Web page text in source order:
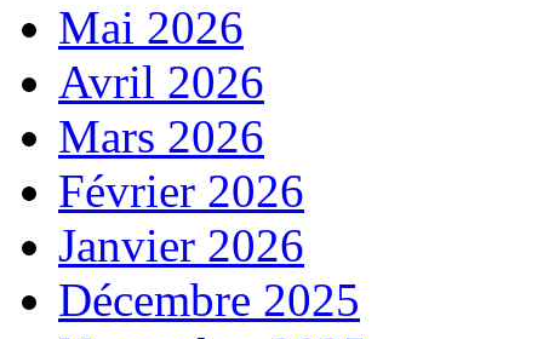
Mai 2026
Avril 2026
Mars 2026
Février 2026
Janvier 2026
Décembre 2025